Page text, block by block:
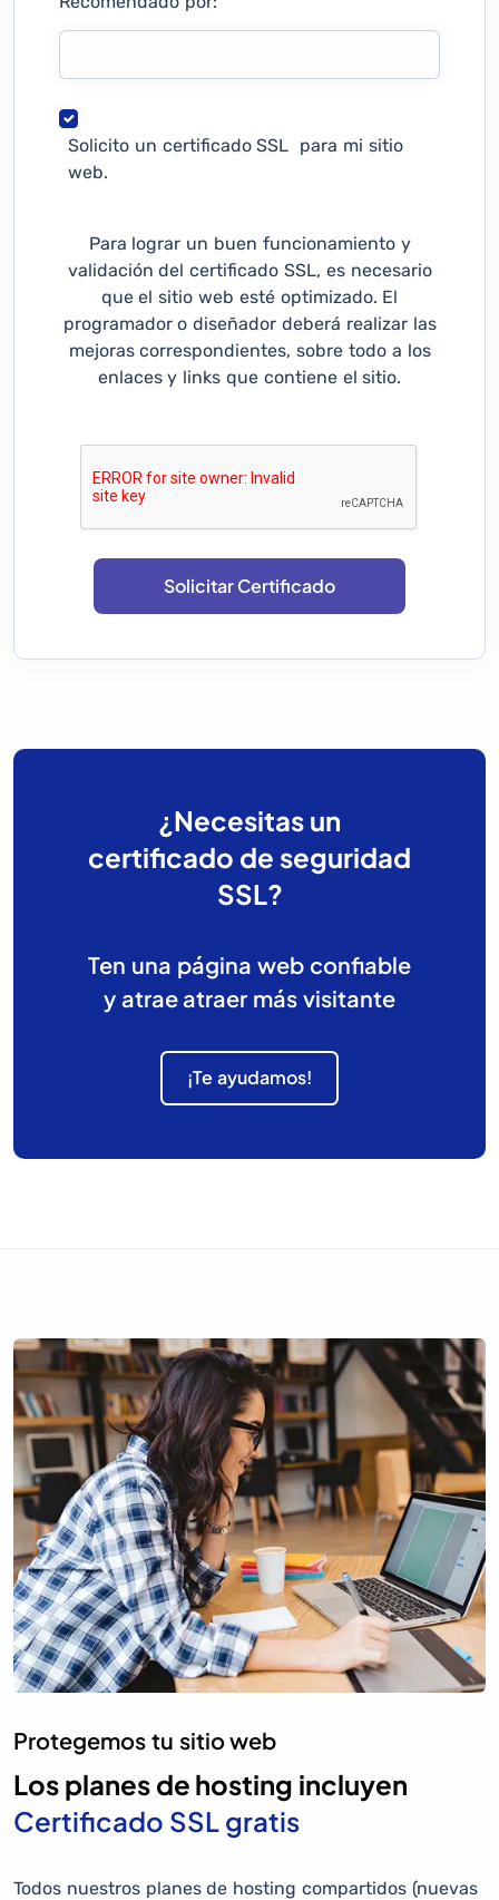
Solicito un certificado SSL para mi sitio
web.
Para lograr un buen funcionamiento y
validación del certificado SSL, es necesario
que el sitio web esté optimizado. El
programador o diseñador deberá realizar las
mejoras correspondientes, sobre todo a los
enlaces y links que contiene el sitio.
¿Necesitas un
certificado de seguridad
SSL?
Ten una página web confiable
y atrae atraer más visitante
¡Te ayudamos!
Protegemos tu sitio web
Los planes de hosting incluyen
Certificado SSL gratis
Todos nuestros planes de hosting compartidos (nuevas